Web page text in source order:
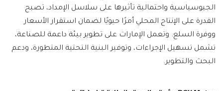
الجيوسياسية واحتمالية تأثيرها على سلاسل الإمداد، تصبح
القدرة على الإنتاج المحلي أمرًا حيويًا لضمان استقرار الأسعار
ووفرة السلع. وتعمل الإمارات على تطوير بيئة داعمة للصناعة،
تشمل تسهيل الإجراءات، وتوفير البنية التحتية المتطورة، ودعم
البحث والتطوير.